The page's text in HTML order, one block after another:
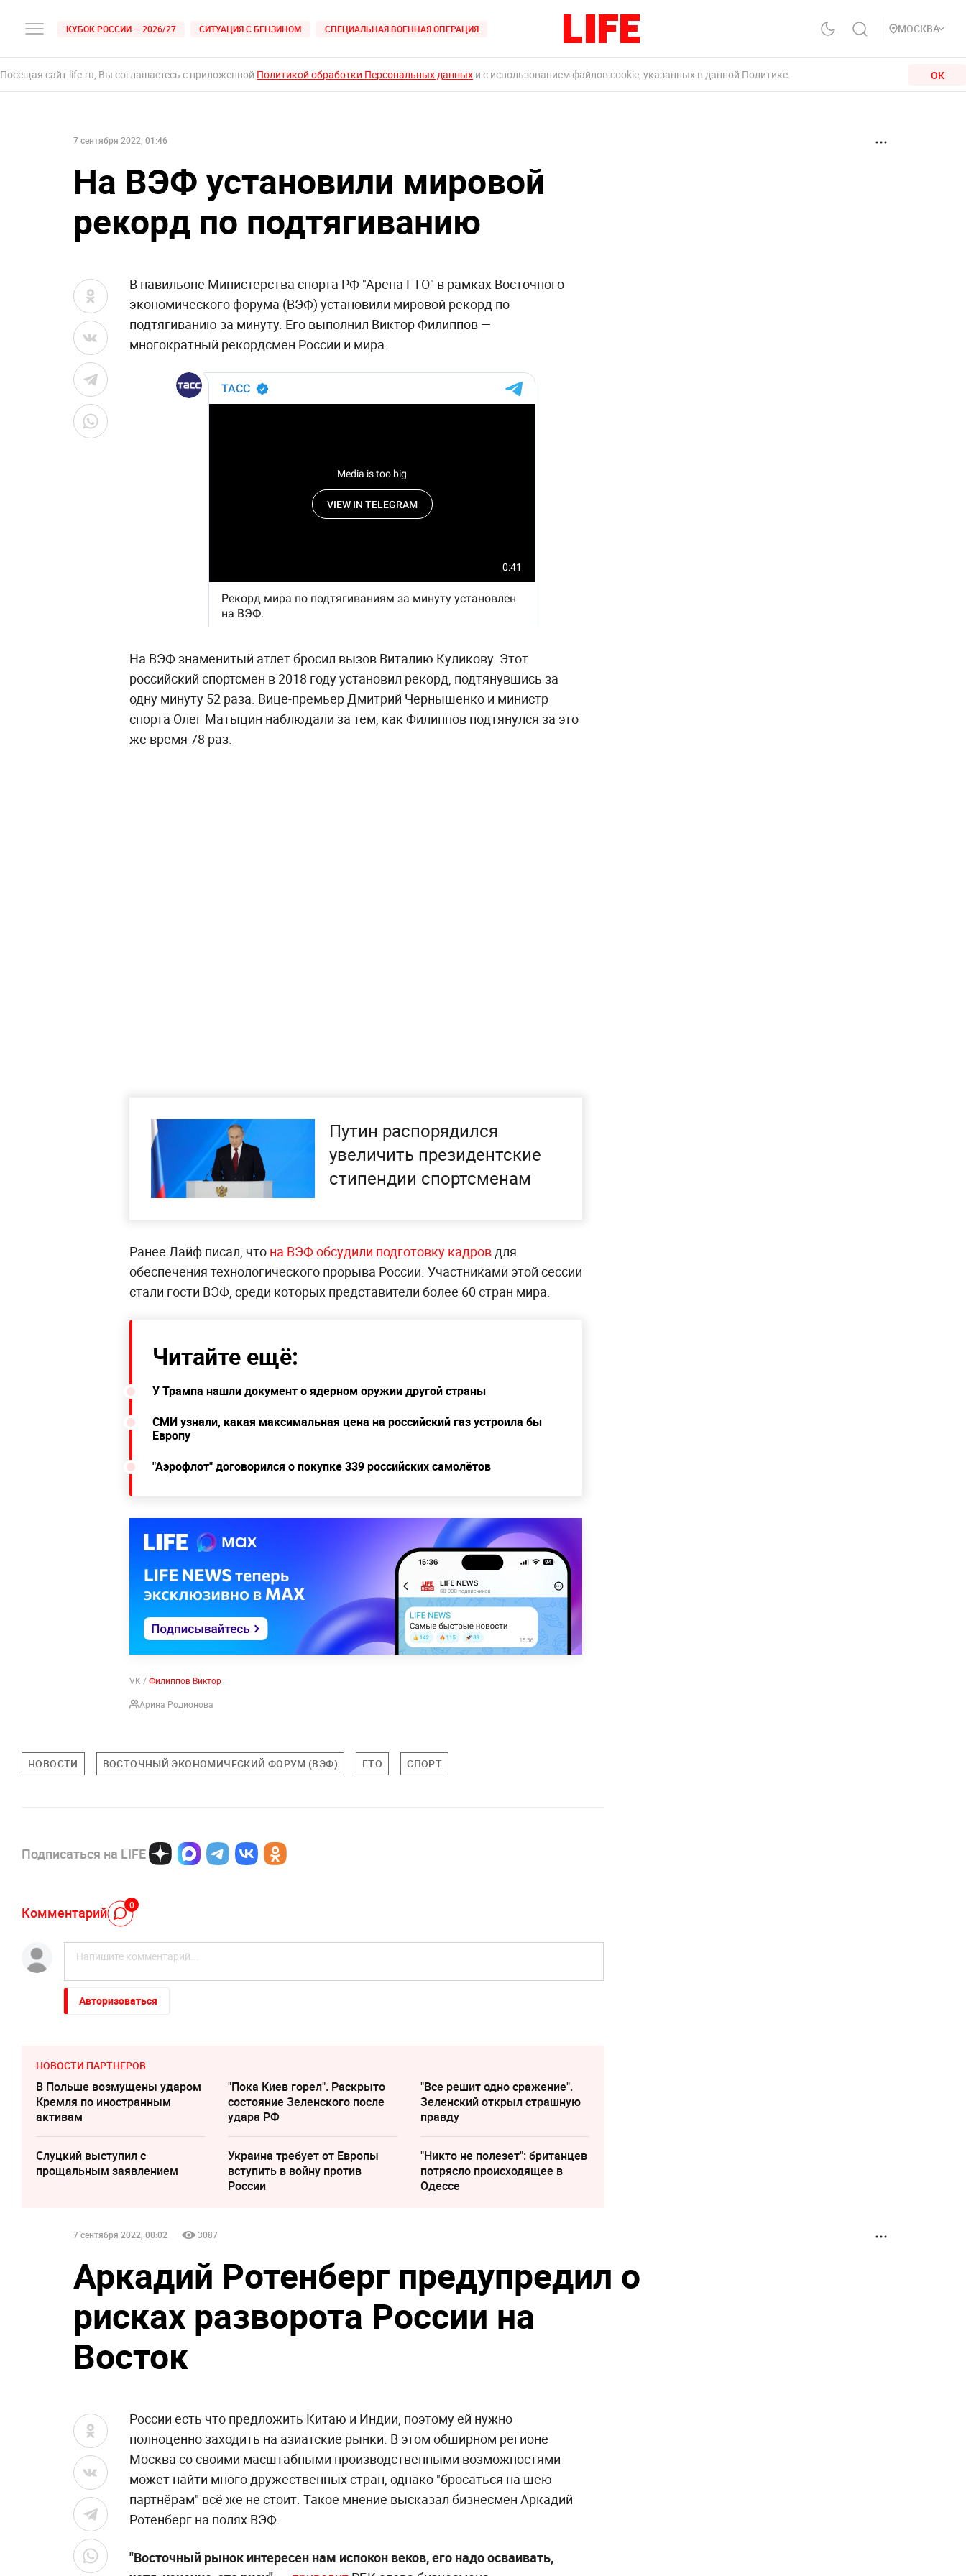
КУБОК РОССИИ — 2026/27 СИТУАЦИЯ С БЕНЗИНОМ СПЕЦИАЛЬНАЯ ВОЕННАЯ ОПЕРАЦИЯ МОСКВА
Посещая сайт life.ru, Вы соглашаетесь с приложенной Политикой обработки Персональных данных и с использованием файлов cookie, указанных в данной Политике. ОК
7 сентября 2022, 01:46
На ВЭФ установили мировой
рекорд по подтягиванию
В павильоне Министерства спорта РФ "Арена ГТО" в рамках Восточного
экономического форума (ВЭФ) установили мировой рекорд по
подтягиванию за минуту. Его выполнил Виктор Филиппов —
многократный рекордсмен России и мира.
На ВЭФ знаменитый атлет бросил вызов Виталию Куликову. Этот
российский спортсмен в 2018 году установил рекорд, подтянувшись за
одну минуту 52 раза. Вице-премьер Дмитрий Чернышенко и министр
спорта Олег Матыцин наблюдали за тем, как Филиппов подтянулся за это
же время 78 раз.
Путин распорядился
увеличить президентские
стипендии спортсменам
Ранее Лайф писал, что на ВЭФ обсудили подготовку кадровдля
обеспечения технологического прорыва России. Участниками этой сессии
стали гости ВЭФ, среди которых представители более 60 стран мира.
Читайте ещё:
У Трампа нашли документ о ядерном оружии другой страны
СМИ узнали, какая максимальная цена на российский газ устроила бы
Европу
"Аэрофлот" договорился о покупке 339 российских самолётов
VK /Филиппов Виктор
Арина Родионова
НОВОСТИ ВОСТОЧНЫЙ ЭКОНОМИЧЕСКИЙ ФОРУМ (ВЭФ) ГТО СПОРТ
Подписаться на LIFE
Комментарий 0
Авторизоваться
НОВОСТИ ПАРТНЕРОВ
В Польше возмущены ударом
Кремля по иностранным
активам
"Пока Киев горел". Раскрыто
состояние Зеленского после
удара РФ
"Все решит одно сражение".
Зеленский открыл страшную
правду
Слуцкий выступил с
прощальным заявлением
Украина требует от Европы
вступить в войну против
России
"Никто не полезет": британцев
потрясло происходящее в
Одессе
7 сентября 2022, 00:02 3087
Аркадий Ротенберг предупредил о
рисках разворота России на
Восток
России есть что предложить Китаю и Индии, поэтому ей нужно
полноценно заходить на азиатские рынки. В этом обширном регионе
Москва со своими масштабными производственными возможностями
может найти много дружественных стран, однако "бросаться на шею
партнёрам" всё же не стоит. Такое мнение высказал бизнесмен Аркадий
Ротенберг на полях ВЭФ.
"Восточный рынок интересен нам испокон веков, его надо осваивать,